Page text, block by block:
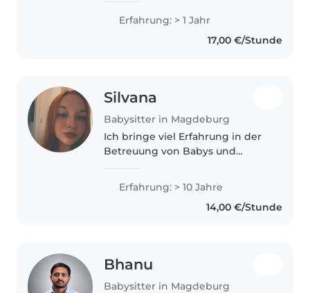
studiert und bin Pädagogin für
frühkindliche Erziehung. Ich
habe ein Jahr in einem
Erfahrung: > 1 Jahr
17,00 €/Stunde
Silvana
Babysitter in Magdeburg
Ich bringe viel Erfahrung in der
Betreuung von Babys und
Kindern mit speziellen
Bedürfnissen. Ich bin herzlich,
geduldig und habe eine
Erfahrung: > 10 Jahre
14,00 €/Stunde
Bhanu
Babysitter in Magdeburg